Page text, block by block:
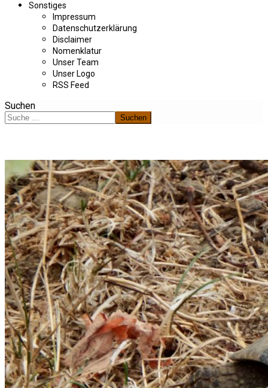
Sonstiges
Impressum
Datenschutzerklärung
Disclaimer
Nomenklatur
Unser Team
Unser Logo
RSS Feed
Suchen
Suchen